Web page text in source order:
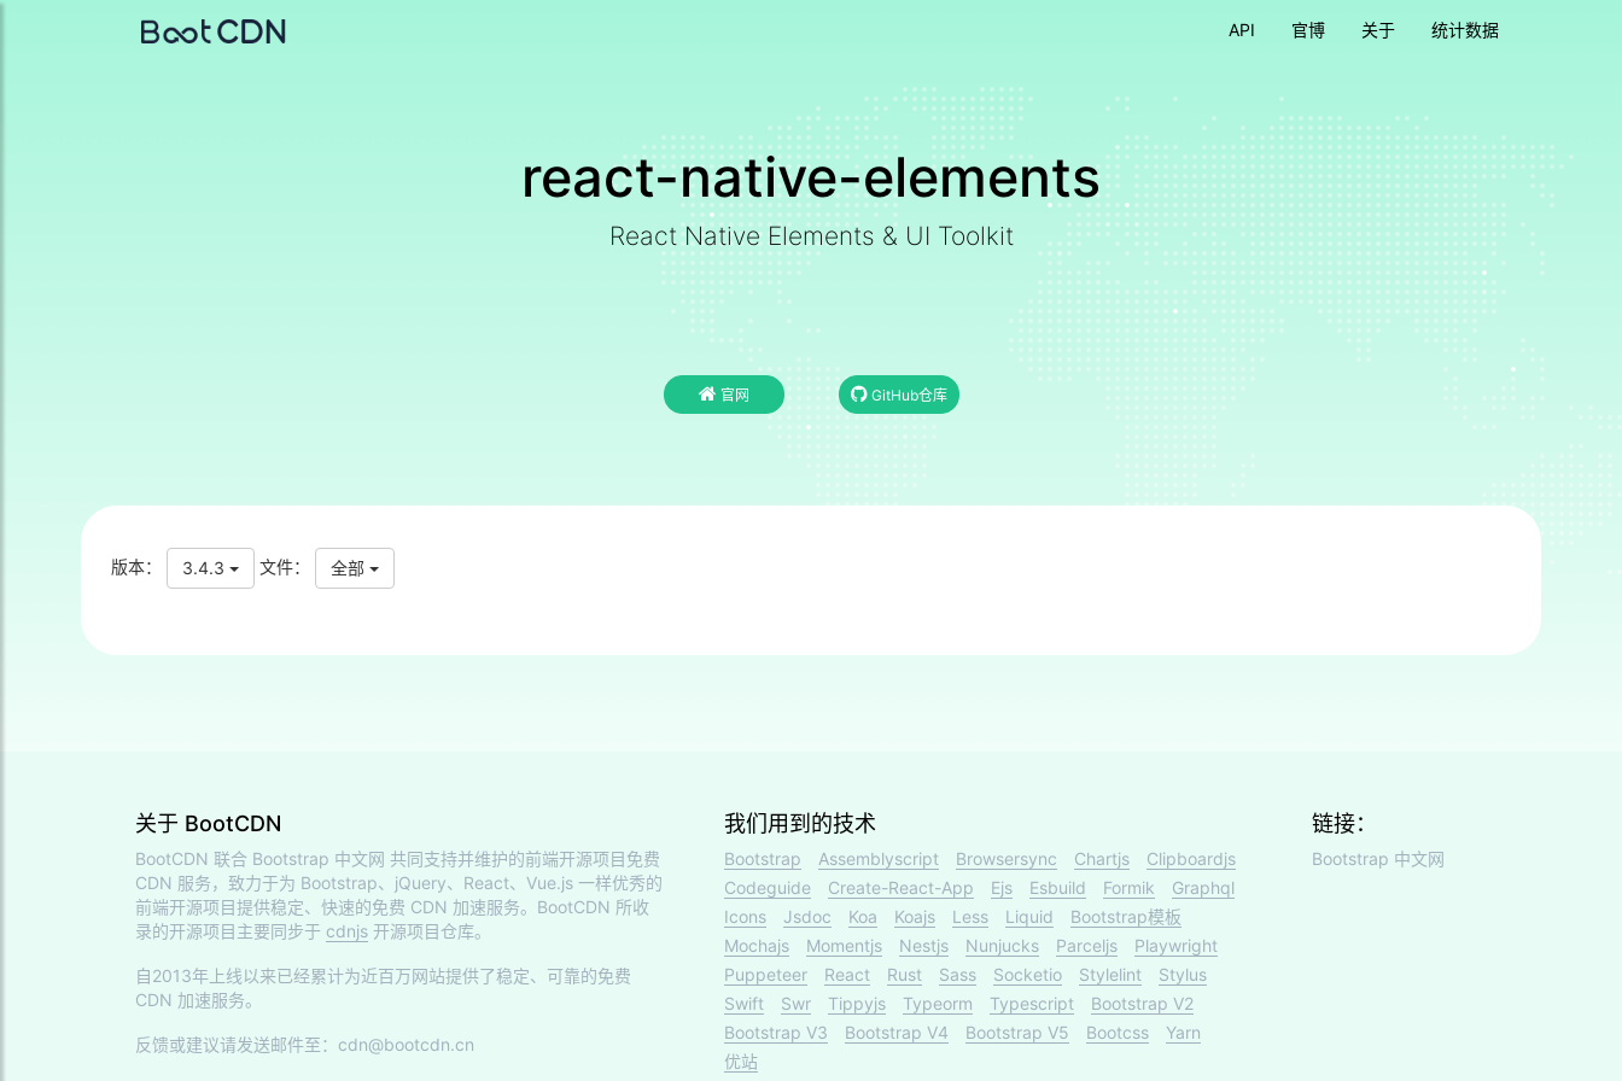
API 官博 关于 统计数据
react-native-elements
React Native Elements & UI Toolkit
官网 GitHub仓库
版本： 3.4.3 文件： 全部
关于 BootCDN
BootCDN 联合 Bootstrap 中文网 共同支持并维护的前端开源项目免费
CDN 服务，致力于为 Bootstrap、jQuery、React、Vue.js 一样优秀的
前端开源项目提供稳定、快速的免费 CDN 加速服务。BootCDN 所收
录的开源项目主要同步于 cdnjs 开源项目仓库。
自2013年上线以来已经累计为近百万网站提供了稳定、可靠的免费
CDN 加速服务。
反馈或建议请发送邮件至：cdn@bootcdn.cn
我们用到的技术
Bootstrap Assemblyscript Browsersync Chartjs
Clipboardjs
Codeguide
Create-React-App Ejs Esbuild Formik
Graphql
Icons
Jsdoc Koa Koajs Less Liquid
Bootstrap模板
Mochajs
Momentjs Nestjs Nunjucks Parceljs
Playwright
Puppeteer
React Rust Sass Socketio Stylelint
Stylus
Swift
Swr Tippyjs Typeorm Typescript
Bootstrap V2
Bootstrap V3
Bootstrap V4 Bootstrap V5 Bootcss
Yarn
优站
链接：
Bootstrap 中文网